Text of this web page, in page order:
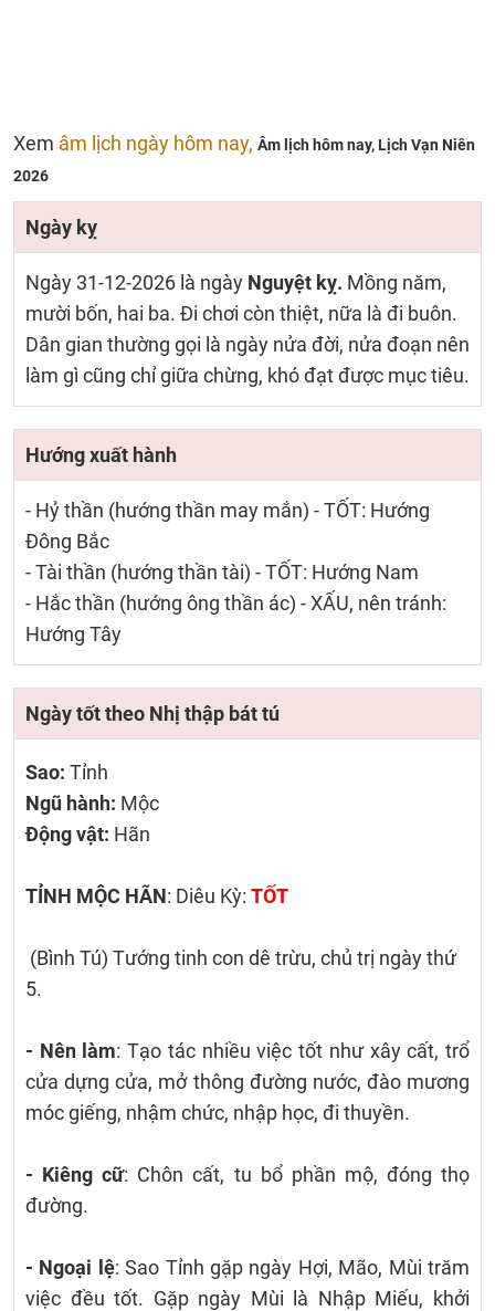
Xem âm lịch ngày hôm nay, Âm lịch hôm nay, Lịch Vạn Niên
2026
Ngày kỵ
Ngày 31-12-2026 là ngày Nguyệt kỵ. Mồng năm,
mười bốn, hai ba. Đi chơi còn thiệt, nữa là đi buôn.
Dân gian thường gọi là ngày nửa đời, nửa đoạn nên
làm gì cũng chỉ giữa chừng, khó đạt được mục tiêu.
Hướng xuất hành
- Hỷ thần (hướng thần may mắn) - TỐT: Hướng
Đông Bắc
- Tài thần (hướng thần tài) - TỐT: Hướng Nam
- Hắc thần (hướng ông thần ác) - XẤU, nên tránh:
Hướng Tây
Ngày tốt theo Nhị thập bát tú
Sao: Tỉnh
Ngũ hành: Mộc
Động vật: Hãn
TỈNH MỘC HÃN: Diêu Kỳ: TỐT
(Bình Tú) Tướng tinh con dê trừu, chủ trị ngày thứ
5.
- Nên làm: Tạo tác nhiều việc tốt như xây cất, trổ
cửa dựng cửa, mở thông đường nước, đào mương
móc giếng, nhậm chức, nhập học, đi thuyền.
- Kiêng cữ: Chôn cất, tu bổ phần mộ, đóng thọ
đường.
- Ngoại lệ: Sao Tỉnh gặp ngày Hợi, Mão, Mùi trăm
việc đều tốt. Gặp ngày Mùi là Nhập Miếu, khởi